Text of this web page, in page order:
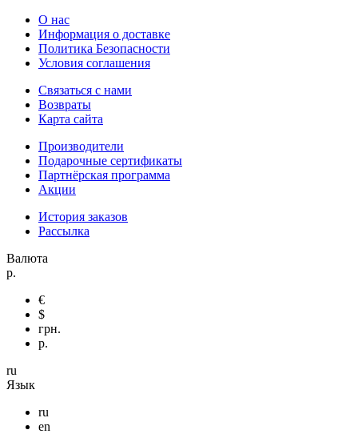
О нас
Информация о доставке
Политика Безопасности
Условия соглашения
Связаться с нами
Возвраты
Карта сайта
Производители
Подарочные сертификаты
Партнёрская программа
Акции
История заказов
Рассылка
Валюта
р.
€
$
грн.
р.
ru
Язык
ru
en